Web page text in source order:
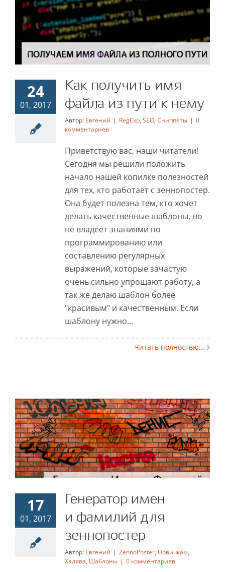
Как получить имя файла
из пути к нему
RegExp SEO
24
01, 2017
Как получить имя
файла из пути к нему
Автор: Евгений | RegExp, SEO, Сниппеты | 0
комментариев
Приветствую вас, наши читатели!
Сегодня мы решили положить
начало нашей копилке полезностей
для тех, кто работает с зеннопостер.
Она будет полезна тем, кто хочет
делать качественные шаблоны, но
не владеет знаниями по
программированию или
составлению регулярных
выражений, которые зачастую
очень сильно упрощают работу, а
так же делаю шаблон более
"красивым" и качественным. Если
шаблону нужно...
Читать полностью...
Генератор имен
и фамилий для
зеннопостер
ZennoPoster Новичкам Шаблоны
17
01, 2017
Генератор имен
и фамилий для
зеннопостер
Автор: Евгений | ZennoPoster, Новичкам,
Халява, Шаблоны | 0 комментариев